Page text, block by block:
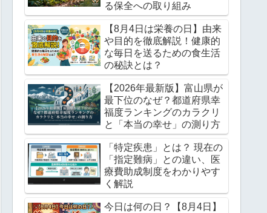
る保全への取り組み
【8月4日は栄養の日】由来
や目的を徹底解説！健康的
な毎日を送るための食生活
の秘訣とは？
【2026年最新版】富山県が
最下位のなぜ？都道府県幸
福度ランキングのカラクリ
と「本当の幸せ」の測り方
「特定疾患」とは？ 現在の
「指定難病」との違い、医
療費助成制度をわかりやす
く解説
今日は何の日？【8月4日】